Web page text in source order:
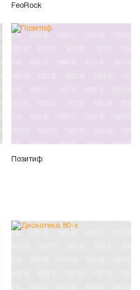
FeoRock
Позитиф